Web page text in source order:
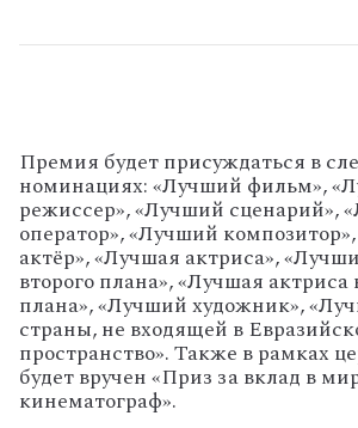
Премия будет присуждаться в
номинациях: «Лучший фильм»,
режиссер», «Лучший сценарий»,
оператор», «Лучший
актёр», «Лучшая актриса»,
второго плана», «Лучшая актриса
плана», «Лучший художник»,
страны, не входящей в
пространство». Также в рамках
будет вручен «Приз за вклад в
кинематограф».